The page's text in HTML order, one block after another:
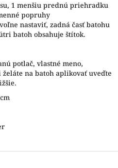
, 1 menšiu prednú priehradku
popruhy
nastaviť, zadná časť batohu
batoh obsahuje štítok.
potlač, vlastné meno,
na batoh aplikovať uveďte